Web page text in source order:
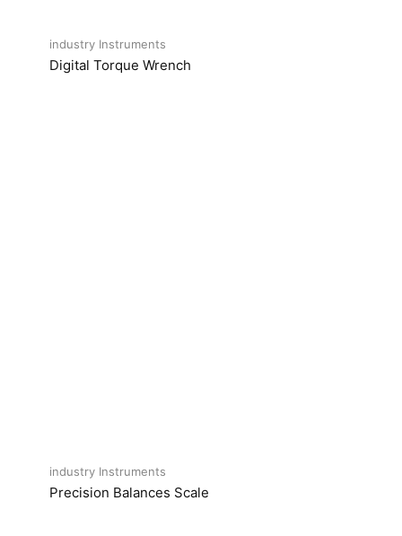
industry Instruments
Digital Torque Wrench
industry Instruments
Precision Balances Scale